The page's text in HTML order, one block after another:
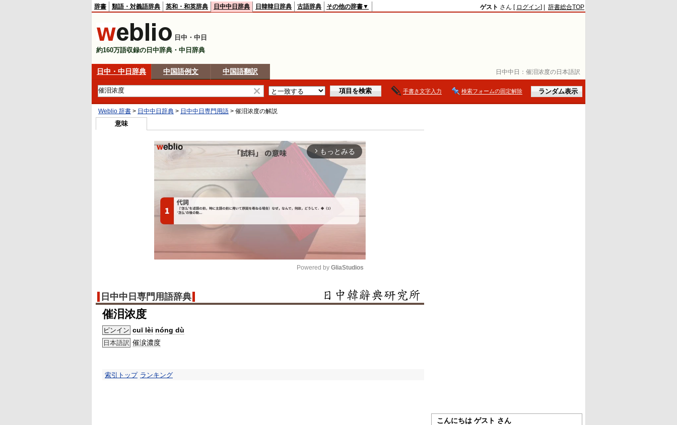
日中中日： 催泪浓度の日本語訳
辞書 類語・対義語辞典 英和・和英辞典 日中中日辞典 日韓韓日辞典 古語辞典 その他の辞書▼ ゲスト さん [ ログイン] | 辞書総合TOP
日中・中日
約160万語収録の日中辞典・中日辞典
日中・中日辞典 中国語例文 中国語翻訳
手書き文字入力 検索フォームの固定解除
Weblio 辞書 > 日中中日辞典 > 日中中日専門用語 > 催泪浓度の解説
意味
arrow_forward_ios もっとみる
Mute
Powered by GliaStudios
日中中日専門用語辞典
催泪浓度
ピンイン cuī lèi nóng dù
日本語訳 催涙濃度
索引トップ ランキング
こんにちは ゲスト さん